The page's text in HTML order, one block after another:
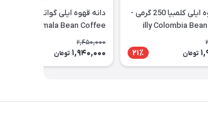
دانه قهوه ایلی کلمبیا 250 گرمی -
illy Colombia
تومان 21٪
illy Guatemala Bean Coffee
2,450,000
1,940,000 تومان